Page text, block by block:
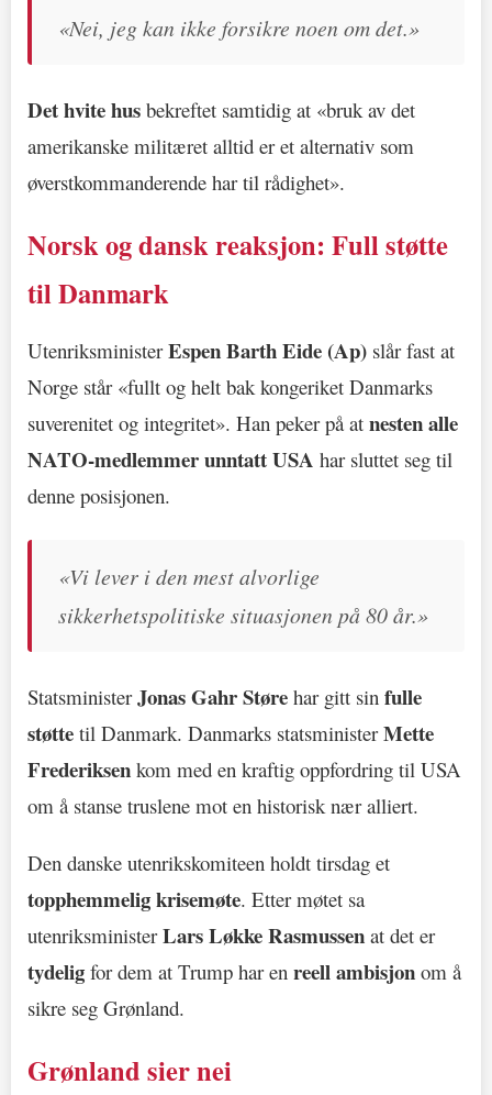
«Nei, jeg kan ikke forsikre noen om det.»
Det hvite hus bekreftet samtidig at «bruk av det
amerikanske militæret alltid er et alternativ som
øverstkommanderende har til rådighet».
Norsk og dansk reaksjon: Full støtte
til Danmark
UtenriksministerEspen Barth Eide (Ap) slår fast at
Norge står «fullt og helt bak kongeriket Danmarks
suverenitet og integritet». Han peker på at nesten alle
NATO-medlemmer unntatt USA har sluttet seg til
denne posisjonen.
«Vi lever i den mest alvorlige
sikkerhetspolitiske situasjonen på 80 år.»
StatsministerJonas Gahr Støre har gitt sin fulle
støtte til Danmark. Danmarks statsministerMette
Frederiksen kom med en kraftig oppfordring til USA
om å stanse truslene mot en historisk nær alliert.
Den danske utenrikskomiteen holdt tirsdag et
topphemmelig krisemøte. Etter møtet sa
utenriksministerLars Løkke Rasmussen at det er
tydelig for dem at Trump har en reell ambisjon om å
sikre seg Grønland.
Grønland sier nei